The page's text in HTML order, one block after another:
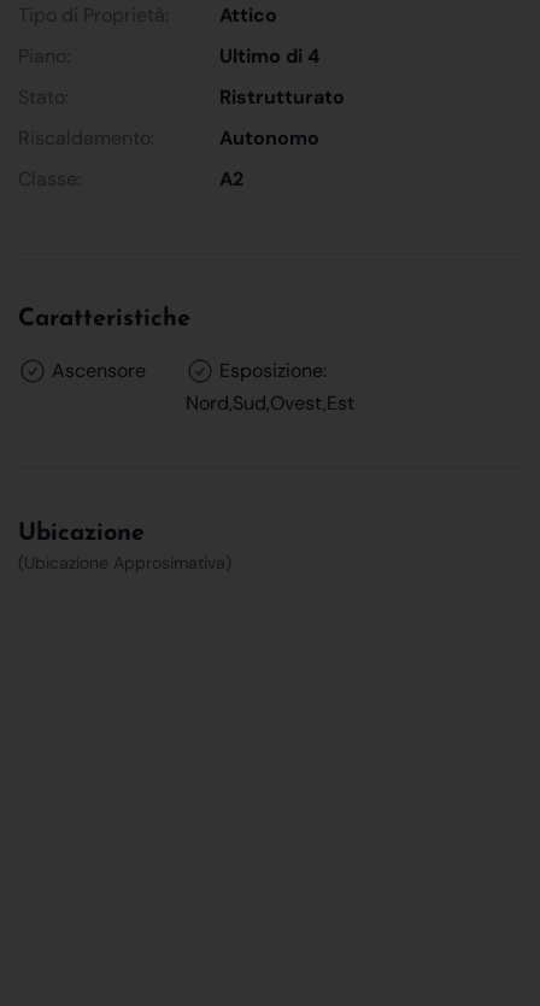
Tipo di Proprietà:
Attico
Piano:
Ultimo di 4
Stato:
Ristrutturato
Riscaldamento:
Autonomo
Classe:
A2
Caratteristiche
Ascensore
Esposizione:
Nord,Sud,Ovest,Est
Ubicazione
(Ubicazione Approsimativa)